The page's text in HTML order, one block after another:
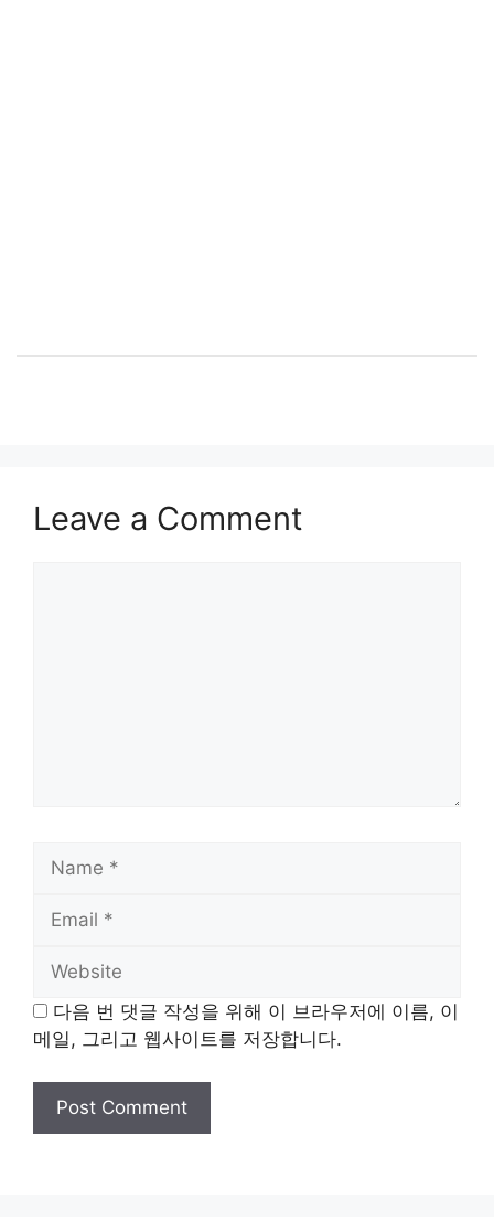
Leave a Comment
Name
Email
Website
다음 번 댓글 작성을 위해 이 브라우저에 이름, 이
메일, 그리고 웹사이트를 저장합니다.